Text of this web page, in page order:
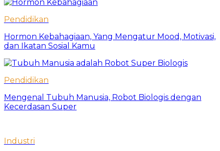
Pendidikan
Hormon Kebahagiaan, Yang Mengatur Mood, Motivasi,
dan Ikatan Sosial Kamu
Pendidikan
Mengenal Tubuh Manusia, Robot Biologis dengan
Kecerdasan Super
Industri